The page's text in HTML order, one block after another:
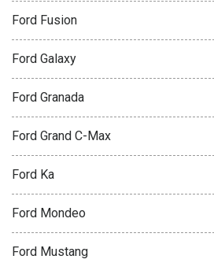
Ford Fusion
Ford Galaxy
Ford Granada
Ford Grand C-Max
Ford Ka
Ford Mondeo
Ford Mustang